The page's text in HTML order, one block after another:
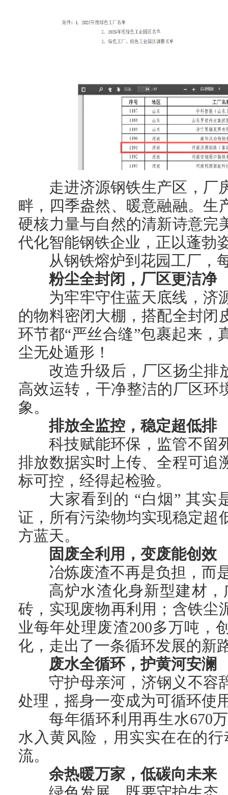
走进济源钢铁生产区，厂
畔，四季盎然、暖意融融。生
硬核力量与自然的清新诗意完
代化智能钢铁企业，正以蓬勃
从钢铁熔炉到花园工厂
粉尘全封闭，厂区更洁净
为牢牢守住蓝天底线，济
的物料密闭大棚，搭配全封闭
环节都“严丝合缝”包裹起来，
尘无处遁形！
改造升级后，厂区扬尘排
高效运转，干净整洁的厂区环
象。
排放全监控，稳定超低排
科技赋能环保，监管不留
排放数据实时上传、全程可追
标可控，经得起检验。
大家看到的 “白烟” 其实
证，所有污染物均实现稳定超
方蓝天。
固废全利用，变废能创效
冶炼废渣不再是负担，而
高炉水渣化身新型建材
砖，实现废物再利用；含铁尘
业每年处理废渣200多万吨，
化，走出了一条循环发展的新
废水全循环，护黄河安澜
守护母亲河，济钢义不容
处理，摇身一变成为可循环使
每年循环利用再生水670
水入黄风险，用实实在在的
流。
余热暖万家，低碳向未来